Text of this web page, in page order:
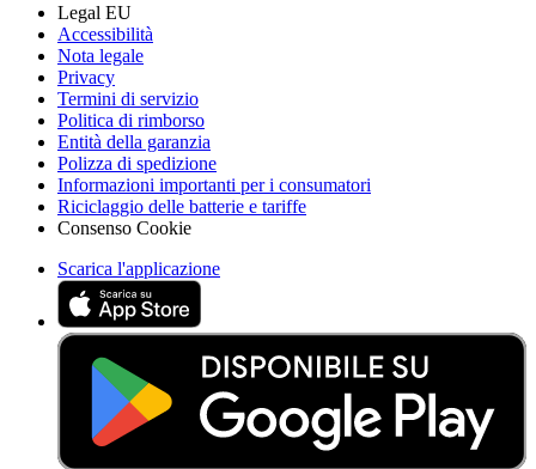
Legal EU
Accessibilità
Nota legale
Privacy
Termini di servizio
Politica di rimborso
Entità della garanzia
Polizza di spedizione
Informazioni importanti per i consumatori
Riciclaggio delle batterie e tariffe
Consenso Cookie
Scarica l'applicazione